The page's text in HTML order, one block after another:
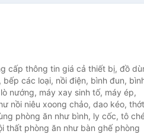
cấp thông tin giá cả thiết bị, đồ
các loại, nồi điện, bình đun,
nướng, máy xay sinh tố, máy ép,
nồi niêu xoong chảo, dao kéo,
phòng ăn như bình, ly cốc, tô
thất phòng ăn như bàn ghế phòng